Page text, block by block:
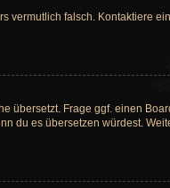
vermutlich falsch. Kontaktiere
übersetzt. Frage ggf. einen
du es übersetzen würdest.